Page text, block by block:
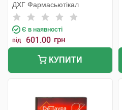
ДХГ Фармасьютікал
Є в наявності
від 601.00 грн
КУПИТИ